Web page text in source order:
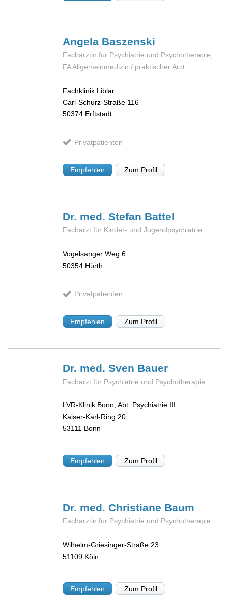
Angela Baszenski
Fachärztin für Psychiatrie und Psychotherapie,
FA Allgemeinmedizin / praktischer Arzt
Fachklinik Liblar
Carl-Schurz-Straße 116
50374 Erftstadt
Privatpatienten
Empfehlen Zum Profil
Dr. med. Stefan Battel
Facharzt für Kinder- und Jugendpsychiatrie
Vogelsanger Weg 6
50354 Hürth
Privatpatienten
Empfehlen Zum Profil
Dr. med. Sven Bauer
Facharzt für Psychiatrie und Psychotherapie
LVR-Klinik Bonn, Abt. Psychiatrie III
Kaiser-Karl-Ring 20
53111 Bonn
Empfehlen Zum Profil
Dr. med. Christiane Baum
Fachärztin für Psychiatrie und Psychotherapie
Wilhelm-Griesinger-Straße 23
51109 Köln
Empfehlen Zum Profil